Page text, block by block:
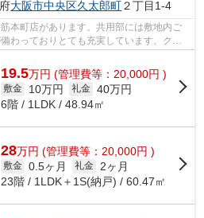
大阪市中央区久太郎町２丁目1-4
本町店があります。共用部には敷地内ご
わっておりとても充実しています。クレ
19.5万円 (管理費等：20,000円 )
敷金 10万円 礼金 40万円
6階 / 1LDK / 48.94㎡
28万円 (管理費等：20,000円 )
敷金 0.5ヶ月 礼金
2ヶ月
23階 / 1LDK＋1S(納戸) / 60.47㎡